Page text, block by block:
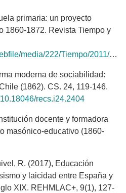
primaria: un proyecto
1860-1872. Revista Tiempo y
222/Tiempo/2011/%2326.05.pdf
moderna de sociabilidad:
(1862). CS. 24, 119-146.
recs.i24.2404
docente y formadora
masónico-educativo (1860-
R. (2017), Educación
y laicidad entre España y
XIX. REHMLAC+, 9(1), 127-